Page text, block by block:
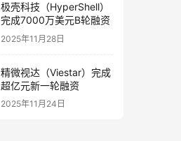
极壳科技（HyperShell）
完成7000万美元B轮融资
2025年11月28日
精微视达（Viestar）完成
超亿元新一轮融资
2025年11月24日